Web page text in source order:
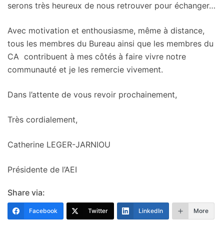
serons très heureux de nous retrouver pour échanger…
Avec motivation et enthousiasme, même à distance,
tous les membres du Bureau ainsi que les membres du
CA contribuent à mes côtés à faire vivre notre
communauté et je les remercie vivement.
Dans l’attente de vous revoir prochainement,
Très cordialement,
Catherine LEGER-JARNIOU
Présidente de l’AEI
Share via:
Facebook Twitter LinkedIn More